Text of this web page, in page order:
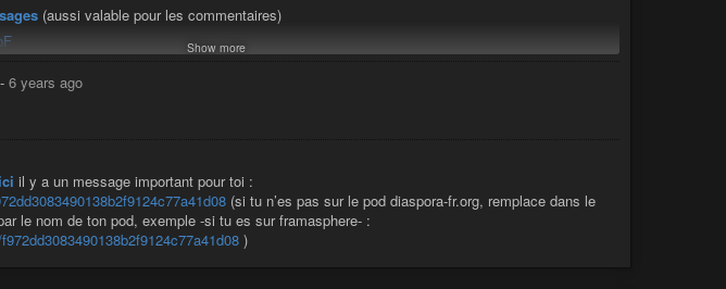
(aussi valable pour les commentaires)
et#astucediaspora
Show more
- 6 years ago
il y a un message important pour toi :
(si tu n’es pas sur le pod diaspora-fr.org, remplace dans le
le nom de ton pod, exemple -si tu es sur framasphere- :
)